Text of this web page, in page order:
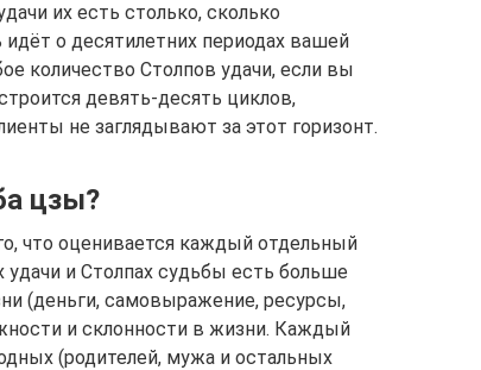
их есть столько, сколько
идёт о десятилетних периодах вашей
количество Столпов удачи, если вы
девять-десять циклов,
не заглядывают за этот горизонт.
цзы?
что оценивается каждый отдельный
и Столпах судьбы есть больше
(деньги, самовыражение, ресурсы,
и склонности в жизни. Каждый
(родителей, мужа и остальных